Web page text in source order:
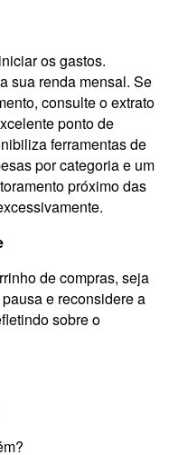
os gastos.
sua renda mensal. Se
consulte o extrato
ponto de
ferramentas de
por categoria e um
próximo das
de compras, seja
e reconsidere a
sobre o